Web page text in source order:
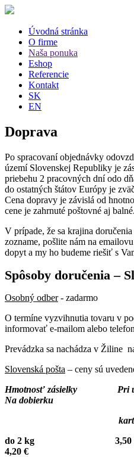
Úvodná stránka
O firme
Naša ponuka
Eshop
Referencie
Kontakt
SK
EN
Doprava
Po spracovaní objednávky
území Slovenskej Republiky je
priebehu 2 pracovných dní odo
do ostatných štátov Európy je
Cena dopravy je závislá od
cene je zahrnuté poštovné aj balné.
V prípade, že sa krajina
zozname, pošlite nám na
dopyt a my ho budeme riešiť s
Spôsoby doručenia –
Osobný odber- zadarmo
O termíne vyzvihnutia tovaru v
informovať e-mailom alebo
Prevádzka sa nachádza v Žiline
Slovenská pošta – ceny sú
Hmotnosť zásielky
Na dobierku
kartou /
do 2
4,20 €